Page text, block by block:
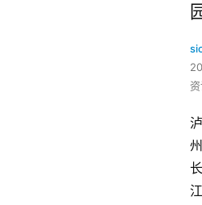
泸
州
长
江